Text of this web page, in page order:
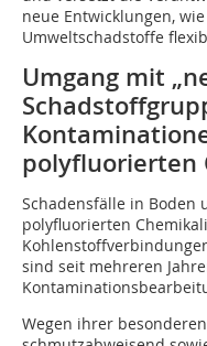
neue Entwicklungen,
Umweltschadstoffe
Umgang mit
polyfluorierten
Schadensfälle in Boden
polyfluorierten
sind seit mehreren
Wegen ihrer